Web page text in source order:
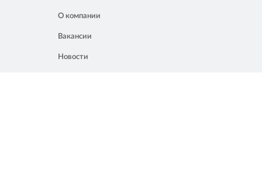
О компании
Вакансии
Новости